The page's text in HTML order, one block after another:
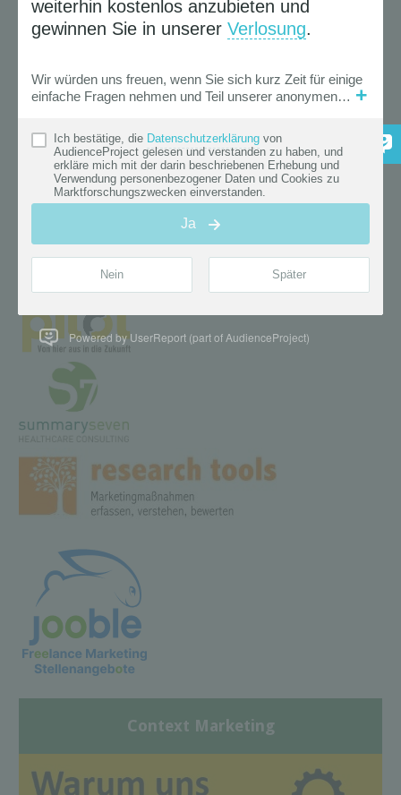
Context Marketing
Powered by UserReport (part of AudienceProject)